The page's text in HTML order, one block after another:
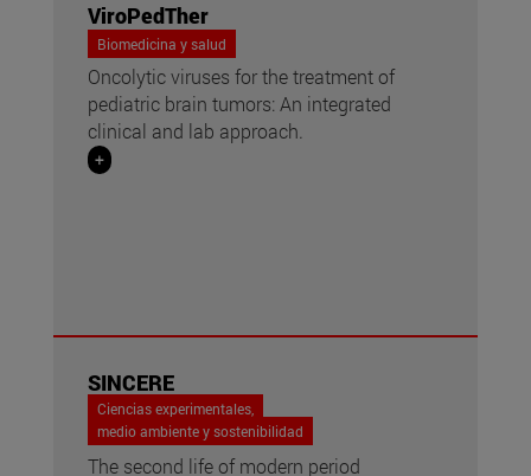
ViroPedTher
Biomedicina y salud
Oncolytic viruses for the treatment of
pediatric brain tumors: An integrated
clinical and lab approach.
+
SINCERE
Ciencias experimentales,
medio ambiente y sostenibilidad
The second life of modern period